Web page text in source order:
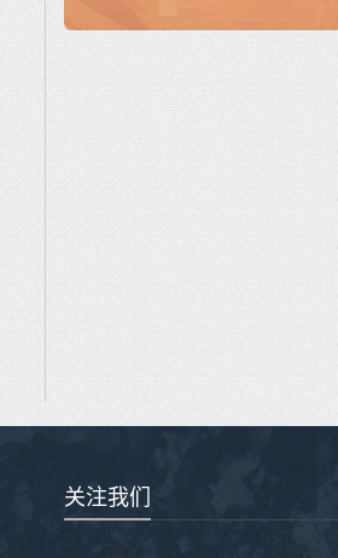
关注我们